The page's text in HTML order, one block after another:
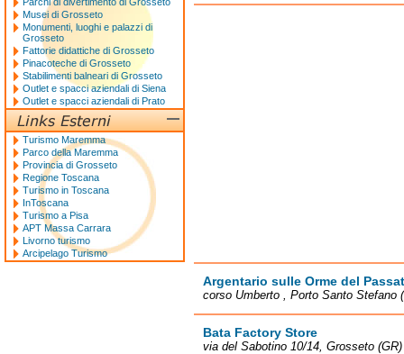
Argentario sulle Orme del
corso Umberto , Porto Santo Stefano
Bata Factory Store
via del Sabotino 10/14, Grosseto (GR)
Musei di Grosseto
Monumenti, luoghi e palazzi di
Grosseto
Fattorie didattiche di Grosseto
Pinacoteche di Grosseto
Stabilimenti balneari di Grosseto
Outlet e spacci aziendali di Siena
Outlet e spacci aziendali di Prato
Turismo Maremma
Parco della Maremma
Provincia di Grosseto
Regione Toscana
Turismo in Toscana
InToscana
Turismo a Pisa
APT Massa Carrara
Livorno turismo
Arcipelago Turismo